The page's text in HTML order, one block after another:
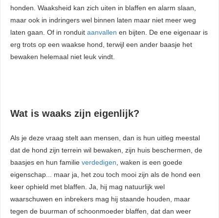
honden. Waaksheid kan zich uiten in blaffen en alarm slaan,
maar ook in indringers wel binnen laten maar niet meer weg
laten gaan. Of in ronduit aanvallen en bijten. De ene eigenaar is
erg trots op een waakse hond, terwijl een ander baasje het
bewaken helemaal niet leuk vindt.
Wat is waaks zijn eigenlijk?
Als je deze vraag stelt aan mensen, dan is hun uitleg meestal
dat de hond zijn terrein wil bewaken, zijn huis beschermen, de
baasjes en hun familie verdedigen , waken is een goede
eigenschap... maar ja, het zou toch mooi zijn als de hond een
keer ophield met blaffen. Ja, hij mag natuurlijk wel
waarschuwen en inbrekers mag hij staande houden, maar
tegen de buurman of schoonmoeder blaffen, dat dan weer
te
tonen
op het
deze